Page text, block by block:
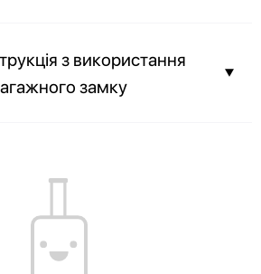
за вагу вашого багажу.
з використання
замку